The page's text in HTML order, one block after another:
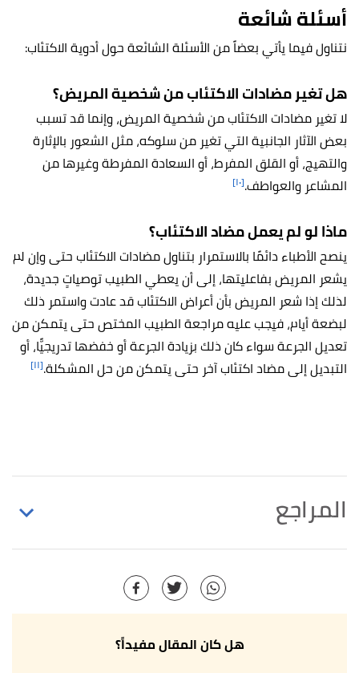
أسئلة شائعة
نتناول فيما يأتي بعضاً من الأسئلة الشائعة حول أدوية الاكتئاب:
هل تغير مضادات الاكتئاب من شخصية المريض؟
لا تغير مضادات الاكتئاب من شخصية المريض، وإنما قد تسبب
بعض الآثار الجانبية التي تغير من سلوكه، مثل الشعور بالإثارة
والتهيج، أو القلق المفرط، أو السعادة المفرطة وغيرها من
المشاعر والعواطف.[١٠]
ماذا لو لم يعمل مضاد الاكتئاب؟
ينصح الأطباء دائمًا بالاستمرار بتناول مضادات الاكتئاب حتى وإن لم
يشعر المريض بفاعليتها، إلى أن يعطي الطبيب توصياتٍ جديدة،
لذلك إذا شعر المريض بأن أعراض الاكتئاب قد عادت واستمر ذلك
لبضعة أيام، فيجب عليه مراجعة الطبيب المختص حتى يتمكن من
تعديل الجرعة سواء كان ذلك بزيادة الجرعة أو خفضها تدريجيًّا، أو
التبديل إلى مضاد اكتئاب آخر حتى يتمكن من حل المشكلة.[١١]
المراجع
Retrieved 5/8/2021. Edited.
↑
"Antidepressant Medication"
,helpguide, Retrieved
5/8/2021. Edited.هل كان المقال مفيداً؟